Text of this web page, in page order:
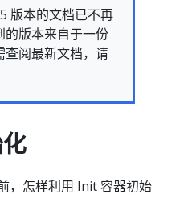
版本的文档已不再
的版本来自于一份
查阅最新文档，请
，怎样利用 Init 容器初始